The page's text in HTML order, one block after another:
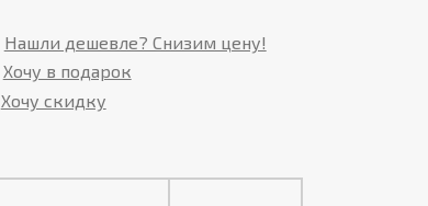
Нашли дешевле? Снизим цену!
Хочу в подарок
Хочу скидку